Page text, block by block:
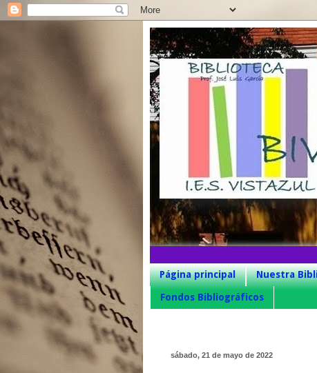
Página principal Nuestra
Fondos Bibliográficos
sábado, 21 de mayo de 2022